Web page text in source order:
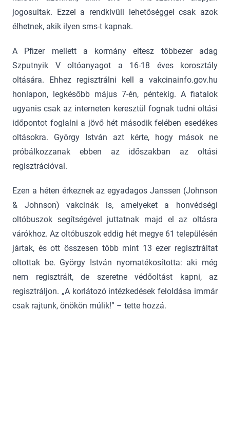
jogosultak. Ezzel a rendkívüli lehetőséggel csak azok
élhetnek, akik ilyen sms-t kapnak.
A Pfizer mellett a kormány eltesz többezer adag
Szputnyik V oltóanyagot a 16-18 éves korosztály
oltására. Ehhez regisztrálni kell a vakcinainfo.gov.hu
honlapon, legkésőbb május 7-én, péntekig. A fiatalok
ugyanis csak az interneten keresztül fognak tudni oltási
időpontot foglalni a jövő hét második felében esedékes
oltásokra. György István azt kérte, hogy mások ne
próbálkozzanak ebben az időszakban az oltási
regisztrációval.
Ezen a héten érkeznek az egyadagos Janssen (Johnson
& Johnson) vakcinák is, amelyeket a honvédségi
oltóbuszok segítségével juttatnak majd el az oltásra
várókhoz. Az oltóbuszok eddig hét megye 61 településén
jártak, és ott összesen több mint 13 ezer regisztráltat
oltottak be. György István nyomatékosította: aki még
nem regisztrált, de szeretne védőoltást kapni, az
regisztráljon. „A korlátozó intézkedések feloldása immár
csak rajtunk, önökön múlik!” – tette hozzá.